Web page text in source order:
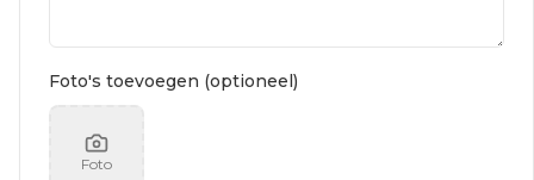
Foto's toevoegen (optioneel)
Foto